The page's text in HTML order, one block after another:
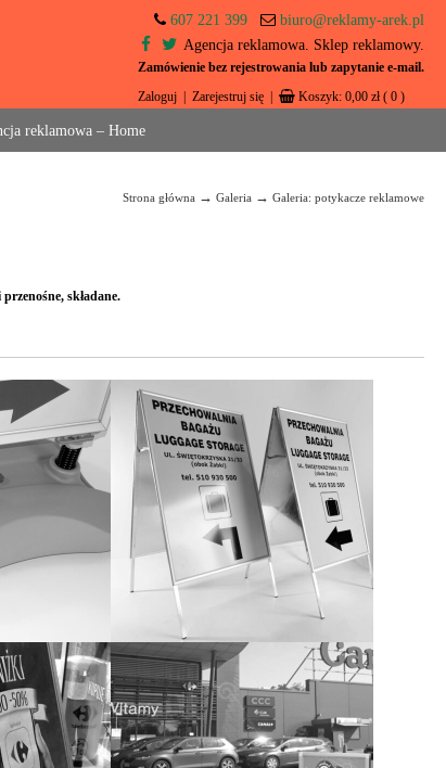
607 221 399
biuro@reklamy-arek.pl
Agencja reklamowa. Sklep reklamowy.
Zamówienie bez rejestrowania lub zapytanie e-mail.
Zaloguj Zarejestruj się Koszyk: 0,00 zł ( 0 )
reklamowa – Home
Strona główna → Galeria → Galeria: potykacze reklamowe
składane.